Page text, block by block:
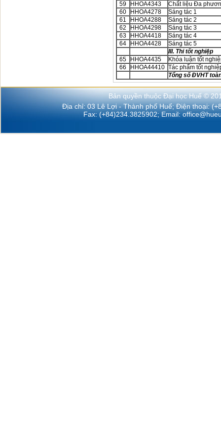
59
HHOA4343
Chất liệu Đa
60
HHOA4278
Sáng tác 1
61
HHOA4288
Sáng tác 2
62
HHOA4298
Sáng tác 3
63
HHOA4418
Sáng tác 4
64
HHOA4428
Sáng tác 5
III. Thi tốt nghiệp
65
HHOA4435
Khóa luận tốt
66
HHOA44410 Tác phẩm tốt
Tổng số ĐVHT
Bản quyền thuộc Đại học Huế ©
Địa chỉ: 03 Lê Lợi - Thành phố Huế; Điện thoại:
Fax: (+84)234.3825902; Email: